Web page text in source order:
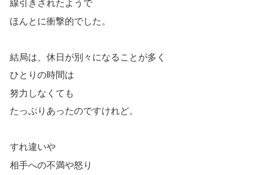
線引きされたようで
ほんとに衝撃的でした。
結局は、休日が別々になることが多く
ひとりの時間は
努力しなくても
たっぷりあったのですけれど。
すれ違いや
相手への不満や怒り